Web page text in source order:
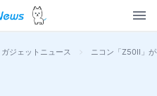
ガジェットニュース > ニコン「Z50II」